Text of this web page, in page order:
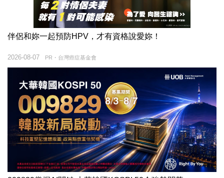
伴侶和妳一起預防HPV，才有資格說愛妳！
PR・台灣癌症基金會
2026-08-07